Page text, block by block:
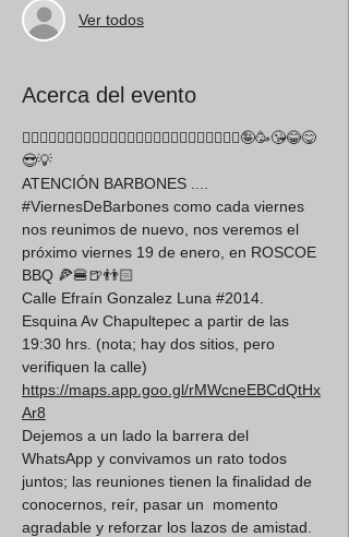
Ver todos
Acerca del evento
🧔🏻‍♂️🧔🏾‍♂️🧔🏿‍♂️🧔🏼‍♂️🧔‍♂️🧔🏽‍♀🧔🏿‍♀🧔🏼‍♀🧔‍♀🤪🥳😘😂😋
😎💡
ATENCIÓN BARBONES ....
#ViernesDeBarbones como cada viernes
nos reunimos de nuevo, nos veremos el
próximo viernes 19 de enero, en ROSCOE
BBQ 🍕🍔🍺👬🏻
Calle Efraín Gonzalez Luna #2014
Esquina Av Chapultepec a partir de las
19:30 hrs. (nota; hay dos sitios, pero
verifiquen la calle)
https://maps.app.goo.gl/rMWcneEBCdQtHx
Ar8
Dejemos a un lado la barrera del
WhatsApp y convivamos un rato todos
juntos; las reuniones tienen la finalidad de
conocernos, reír, pasar un  momento
agradable y reforzar los lazos de amistad.